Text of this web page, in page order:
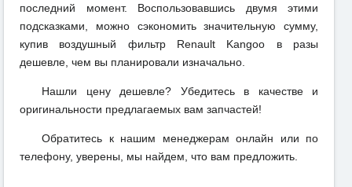
последний момент. Воспользовавшись двумя этими
подсказками, можно сэкономить значительную сумму,
купив воздушный фильтр Renault Kangoo в разы
дешевле, чем вы планировали изначально.
Нашли цену дешевле? Убедитесь в качестве и
оригинальности предлагаемых вам запчастей!
Обратитесь к нашим менеджерам онлайн или по
телефону, уверены, мы найдем, что вам предложить.